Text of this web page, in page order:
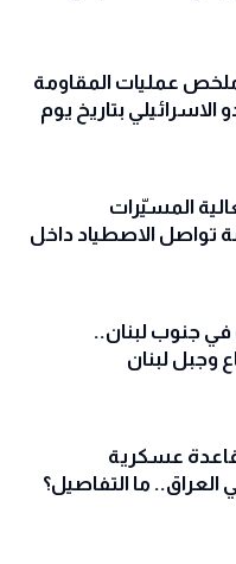
عمليات المقاومة
الاسرائيلي بتاريخ يوم
المسيّرات
تواصل الاصطياد داخل
جنوب لبنان..
وجبل لبنان
عسكرية
العراق.. ما التفاصيل؟